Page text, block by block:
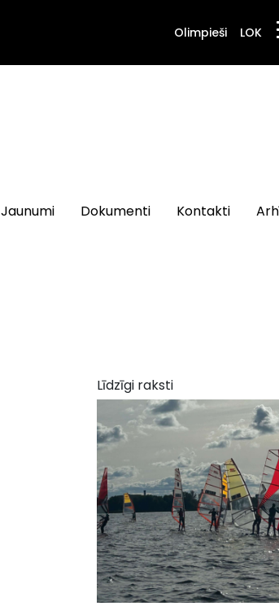
Olimpieši LOK
Jaunumi Dokumenti Kontakti
Līdzīgi raksti